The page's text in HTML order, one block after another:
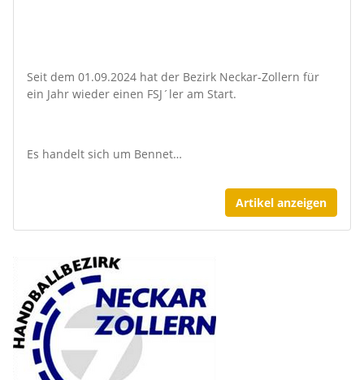
Seit dem 01.09.2024 hat der Bezirk Neckar-Zollern für
ein Jahr wieder einen FSJ´ler am Start.
Es handelt sich um Bennet…
Artikel anzeigen